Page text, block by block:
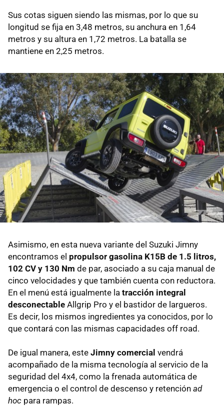
Sus cotas siguen siendo las mismas, por lo que su
longitud se fija en 3,48 metros, su anchura en 1,64
metros y su altura en 1,72 metros. La batalla se
mantiene en 2,25 metros.
Asimismo, en esta nueva variante del Suzuki Jimny
encontramos el propulsor gasolina K15B de 1.5 litros,
102 CV y 130 Nm de par, asociado a su caja manual de
cinco velocidades y que también cuenta con reductora.
En el menú está igualmente la tracción integral
desconectable Allgrip Pro y el bastidor de largueros.
Es decir, los mismos ingredientes ya conocidos, por lo
que contará con las mismas capacidades off road.
De igual manera, este Jimny comercial vendrá
acompañado de la misma tecnología al servicio de la
seguridad del 4x4, como la frenada automática de
emergencia o el control de descenso y retención ad
hoc para rampas.